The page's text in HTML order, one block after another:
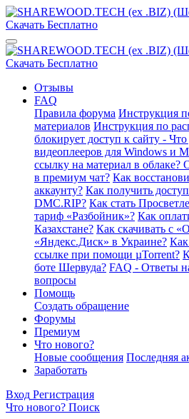
Отзывы
FAQ
Правила форума Инструкция
материалов Инструкция по
блокирует доступ к сайту - Что
видеоплееров для Windows и
ссылку на материал в облаке?
в премиум чат? Как
аккаунту? Как получить
DMC.RIP? Как стать
тариф «Разбойник»? Как
Казахстане? Как скачивать с
«Яндекс.Диск» в Украине? Как
ссылке при помощи µTorrent?
боте Шервуда? FAQ - Ответы
вопросы
Помощь
Создать обращение
Форумы
Премиум
Что нового?
Новые сообщения Последняя
Заработать
Вход Регистрация
Что нового? Поиск